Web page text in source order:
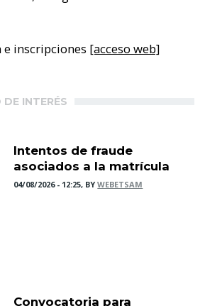
inscripciones [acceso web]
INTERÉS
Intentos de fraude
asociados a la matrícula
04/08/2026 - 12:25, BYWEBETSAM
Convocatoria para